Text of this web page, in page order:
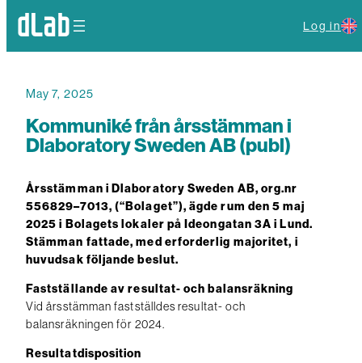
Log in
May 7, 2025
Kommuniké från årsstämman i
Dlaboratory Sweden AB (publ)
Årsstämman i Dlaboratory Sweden AB, org.nr
556829–7013, (“Bolaget”), ägde rum den 5 maj
2025 i Bolagets lokaler på Ideongatan 3A i Lund.
Stämman fattade, med erforderlig majoritet, i
huvudsak följande beslut.
Fastställande av resultat- och balansräkning
Vid årsstämman fastställdes resultat- och
balansräkningen för 2024.
Resultatdisposition